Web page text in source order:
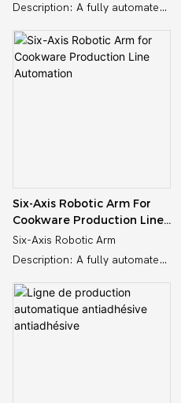
fiables pour chaque étape - de
la formation du corps à
l'assemblage final
Description: A fully automated
robotic assembly line designed
for the production of aluminum
cookware. Features multiple
Six-Axis Robotic Arm For
Cookware Production Line
Automation
Six-Axis Robotic Arm
Description: A fully automated
robotic assembly line designed
for the production of aluminum
cookware. Features multiple